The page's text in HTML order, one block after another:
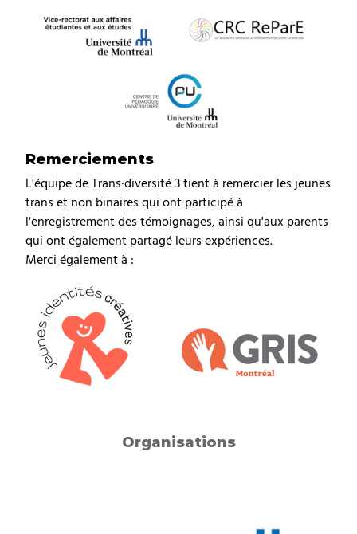
Remerciements
L'équipe de Trans·diversité 3 tient à remercier les jeunes
trans et non binaires qui ont participé à
l'enregistrement des témoignages, ainsi qu'aux parents
qui ont également partagé leurs expériences.
Merci également à :
Organisations